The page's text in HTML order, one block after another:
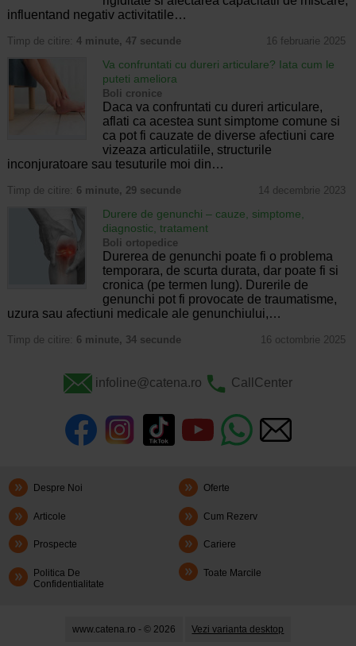
influentand negativ activitatile…
Timp de citire: 4 minute, 47 secunde 16 februarie 2025
Va confruntati cu dureri articulare? Iata cum le
puteti ameliora
Boli cronice
Daca va confruntati cu dureri articulare,
aflati ca acestea sunt simptome comune si
ca pot fi cauzate de diverse afectiuni care
vizeaza articulatiile, structurile
inconjuratoare sau tesuturile moi din…
Timp de citire: 6 minute, 29 secunde 14 decembrie 2023
Durere de genunchi – cauze, simptome,
diagnostic, tratament
Boli ortopedice
Durerea de genunchi poate fi o problema
temporara, de scurta durata, dar poate fi si
cronica (pe termen lung). Durerile de
genunchi pot fi provocate de traumatisme,
uzura sau afectiuni medicale ale genunchiului,…
Timp de citire: 6 minute, 34 secunde 16 octombrie 2025
infoline@catena.ro CallCenter
Despre Noi Oferte
Articole Cum Rezerv
Prospecte Cariere
Politica De
Confidentialitate
Toate Marcile
www.catena.ro - © 2026 Vezi varianta desktop